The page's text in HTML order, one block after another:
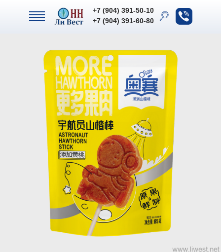
+7 (904) 391-60-80
+7 (904) 391-50-10
+7 (904) 391-60-80
+7 (904) 391-50-10